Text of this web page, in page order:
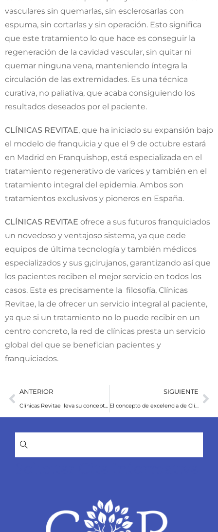
vasculares sin quemarlas, sin esclerosarlas con
espuma, sin cortarlas y sin operación. Esto significa
que este tratamiento lo que hace es conseguir la
regeneración de la cavidad vascular, sin quitar ni
quemar ninguna vena, manteniendo íntegra la
circulación de las extremidades. Es una técnica
curativa, no paliativa, que acaba consiguiendo los
resultados deseados por el paciente.
CLÍNICAS REVITAE, que ha iniciado su expansión bajo
el modelo de franquicia y que el 9 de octubre estará
en Madrid en Franquishop, está especializada en el
tratamiento regenerativo de varices y también en el
tratamiento integral del epidemia. Ambos son
tratamientos exclusivos y pioneros en España.
CLÍNICAS REVITAE ofrece a sus futuros franquiciados
un novedoso y ventajoso sistema, ya que cede
equipos de última tecnología y también médicos
especializados y sus g¡cirujanos, garantizando así que
los pacientes reciben el mejor servicio en todos los
casos. Esta es precisamente la filosofía, Clínicas
Revitae, la de ofrecer un servicio integral al paciente,
ya que si un tratamiento no lo puede recibir en un
centro concreto, la red de clínicas presta un servicio
global del que se benefician pacientes y
franquiciados.
ANTERIOR SIGUIENTE
El concepto de excelencia de Clínicas Revitae asombra en Franquishop Madrid